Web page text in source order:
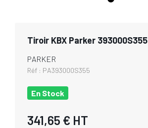
Tiroir KBX Parker 393000S355
PARKER
Réf : PA393000S355
En Stock
341,65 € HT